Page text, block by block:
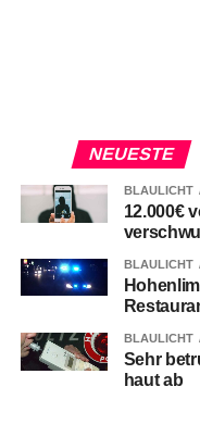
NEUESTE
BLAULICHT
12.000€
BLAULICHT
BLAULICHT
Sehr
haut ab